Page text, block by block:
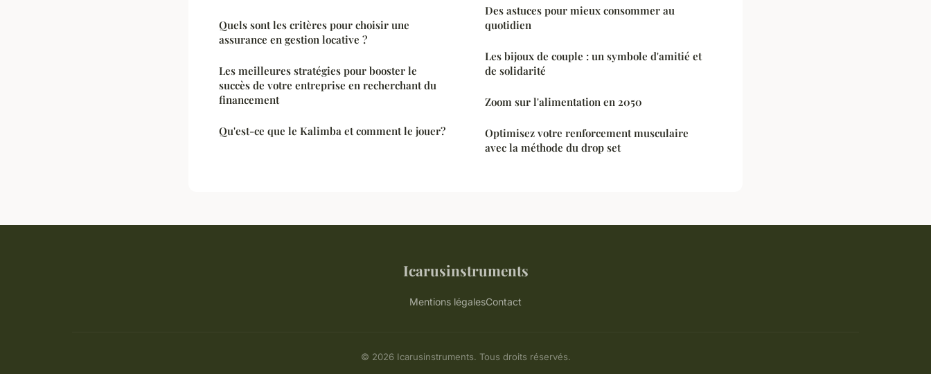
Quels sont les critères pour choisir une
assurance en gestion locative ?
Les meilleures stratégies pour booster le
succès de votre entreprise en recherchant du
financement
Qu'est-ce que le Kalimba et comment le jouer?
Des astuces pour mieux consommer au
quotidien
Les bijoux de couple : un symbole d'amitié et
de solidarité
Zoom sur l'alimentation en 2050
Optimisez votre renforcement musculaire
avec la méthode du drop set
Icarusinstruments
Mentions légalesContact
© 2026 Icarusinstruments. Tous droits réservés.